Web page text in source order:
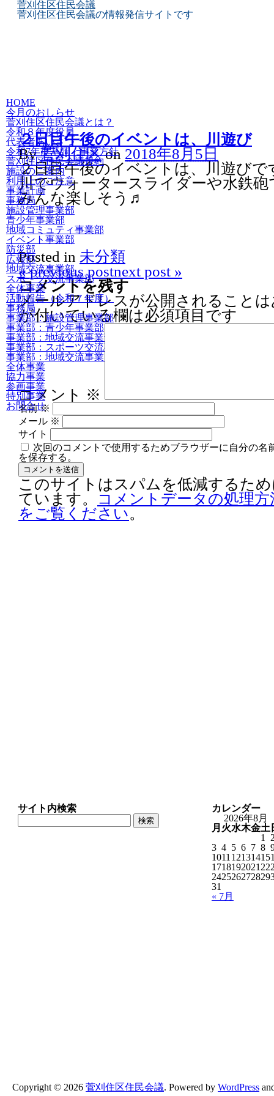
菅刈住区住民会議
菅刈住区住民会議の情報発信サイトです
Skip
to
content
HOME
今月のおしらせ
菅刈住区住民会議とは？
令和８年度役員
代表者あいさつ
令和7年度基調・事業方針
菅刈住区住民会議規約
施設のご案内
利用上のご注意
事業計画
事務局
施設管理事業部
青少年事業部
地域コミュティ事業部
イベント事業部
防災部
広報部
地域交流事業部
スポーツ交流事業部
全体事業
活動報告（令和７年度）
事務局
事業部：施設管理事業部
事業部：青少年事業部
事業部：地域交流事業部
事業部：スポーツ交流事業部
事業部：地域交流事業 （さくら苑）
全体事業
協力事業
参画事業
特別事業
お問合せ
２日目午後のイベントは、川遊び
By 菅刈住区 on 2018年8月5日
２日目午後のイベントは、川遊びで
川でウォータースライダーや水鉄
みんな楽しそう♬
Posted in 未分類
«previous postnext post »
コメントを残す
メールアドレスが公開されること
が付いている欄は必須項目です
コメント ※
名前※
メール ※
サイト
次回のコメントで使用するためブラウザーに自分の名
を保存する。
このサイトはスパムを低減するため
ています。
コメントデータの処理
をご覧ください。
サイト内検索
検
索:
カレンダー
2026年8月
月 火水木金土
1
3 4 5 6 7 8
1011 12131415
1718192021 22
242526272829
31
« 7月
Copyright © 2026 菅刈住区住民会議. Powered by WordPress